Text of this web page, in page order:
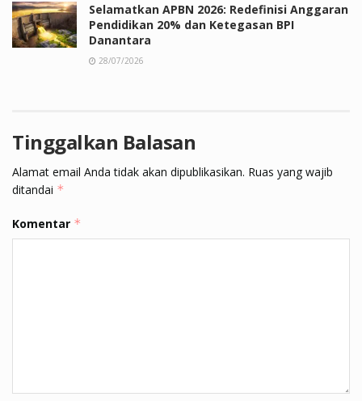
Selamatkan APBN 2026: Redefinisi Anggaran
Pendidikan 20% dan Ketegasan BPI
Danantara
28/07/2026
Tinggalkan Balasan
Alamat email Anda tidak akan dipublikasikan. Ruas yang wajib
ditandai *
Komentar *